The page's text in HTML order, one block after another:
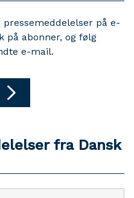
på e-
på abonner, og følg
e-mail.
fra Dansk